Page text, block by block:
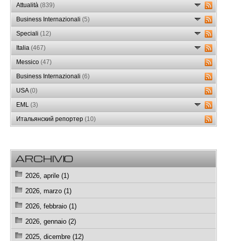
Attualità (839)
Business Internazionali (5)
Speciali (12)
Italia (467)
Messico (47)
Business Internazionali (6)
USA(0)
EML (3)
Итальянский репортер (10)
ARCHIVIO
2026, aprile (1)
2026, marzo (1)
2026, febbraio (1)
2026, gennaio (2)
2025, dicembre (12)